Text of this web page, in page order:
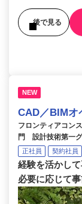
後で見る
NEW
CAD／BIMオ
フロンティアコン
門 設計技術第一
正社員 契約社員
経験を活かし
必要に応じて